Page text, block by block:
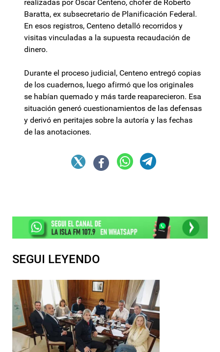
realizadas por Oscar Centeno, chofer de Roberto
Baratta, ex subsecretario de Planificación Federal.
En esos registros, Centeno detalló recorridos y
visitas vinculadas a la supuesta recaudación de
dinero.
Durante el proceso judicial, Centeno entregó copias
de los cuadernos, luego afirmó que los originales
se habían quemado y más tarde reaparecieron. Esa
situación generó cuestionamientos de las defensas
y derivó en peritajes sobre la autoría y las fechas
de las anotaciones.
SEGUI LEYENDO